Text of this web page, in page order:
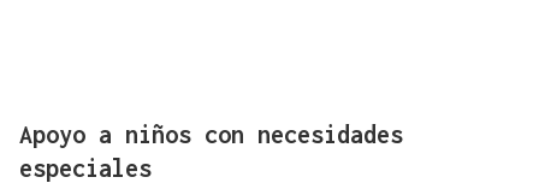
Apoyo a niños con necesidades
especiales